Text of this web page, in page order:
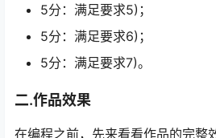
5分：满足要求5)；
5分：满足要求6)；
5分：满足要求7)。
二.作品效果
在编程之前，先来看看作品的完整